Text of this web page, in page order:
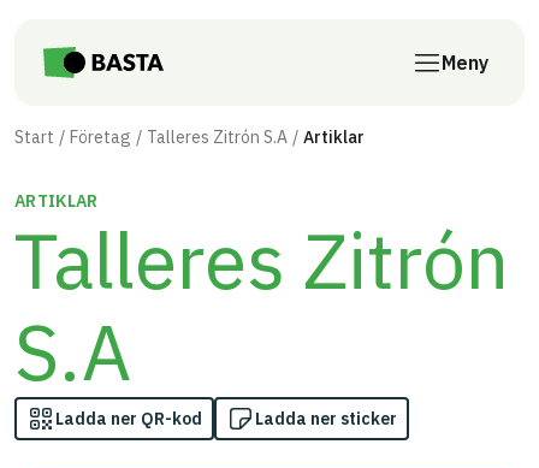
Meny
Start Företag Talleres Zitrón S.A Artiklar
ARTIKLAR
Talleres Zitrón
S.A
Ladda ner QR-kod Ladda ner sticker